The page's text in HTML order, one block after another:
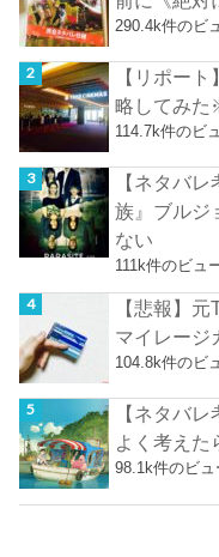
290.4k件のビ
【リポー
略してみた
114.7k件のビ
【ネタバ
族』ブルジ
ない
111k件のビュ
【悲報】
マイレージ
104.8k件のビ
【ネタバ
よく考えた
98.1k件のビュ